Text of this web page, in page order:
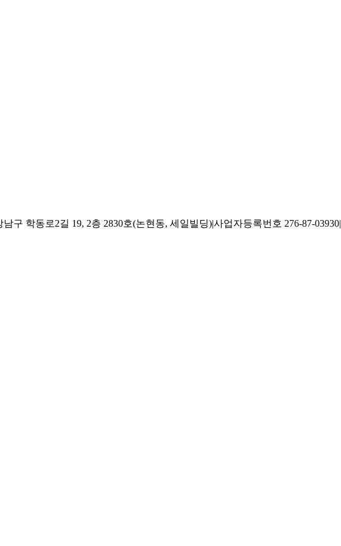
구 학동로2길 19, 2층 2830호(논현동, 세일빌딩)|사업자등록번호 276-87-03930|